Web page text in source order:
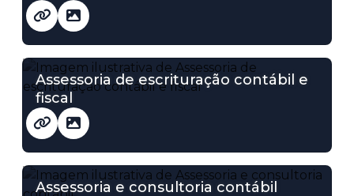
Assessoria de escrituração contábil e
fiscal
Assessoria e consultoria contábil